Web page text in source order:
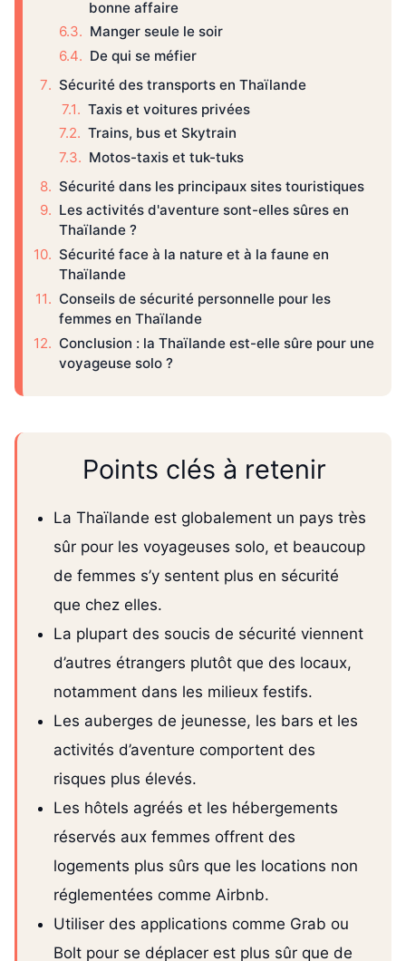
bonne affaire
Manger seule le soir
De qui se méfier
Sécurité des transports en Thaïlande
Taxis et voitures privées
Trains, bus et Skytrain
Motos-taxis et tuk-tuks
Sécurité dans les principaux sites touristiques
Les activités d'aventure sont-elles sûres en
Thaïlande ?
Sécurité face à la nature et à la faune en
Thaïlande
Conseils de sécurité personnelle pour les
femmes en Thaïlande
Conclusion : la Thaïlande est-elle sûre pour une
voyageuse solo ?
Points clés à retenir
La Thaïlande est globalement un pays très
sûr pour les voyageuses solo, et beaucoup
de femmes s’y sentent plus en sécurité
que chez elles.
La plupart des soucis de sécurité viennent
d’autres étrangers plutôt que des locaux,
notamment dans les milieux festifs.
Les auberges de jeunesse, les bars et les
activités d’aventure comportent des
risques plus élevés.
Les hôtels agréés et les hébergements
réservés aux femmes offrent des
logements plus sûrs que les locations non
réglementées comme Airbnb.
Utiliser des applications comme Grab ou
Bolt pour se déplacer est plus sûr que de